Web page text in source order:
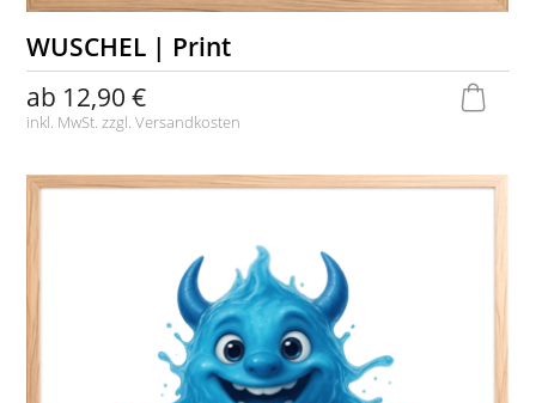
WUSCHEL | Print
ab 12,90 €
inkl. MwSt. zzgl.Versandkosten